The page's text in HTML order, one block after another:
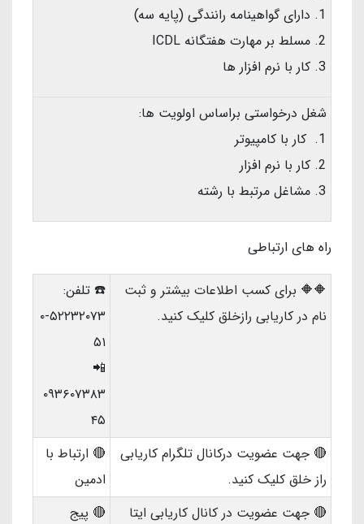
دارای گواهینامه رانندگی (پایه سه)
مسلط بر مهارت هفتگانه ICDL
کار با نرم افزار ها
شغل درخواستی براساس اولویت ها:
کار با کامپیوتر
کار با نرم افزار
مشاغل مرتبط با رشته
راه های ارتباطی
🔶🔶 برای کسب اطلاعات بیشتر و ثبت
نام در کاریابی رازخلق کلیک کنید.
☎️ تلفن:
۵۲۲۳۲۰۷۳-۰
۵۱
📲
۰۹۳۶۰۷۳۸۳
۴۵
🔴 جهت عضویت درکانال تلگرام کاریابی
راز خلق کلیک کنید.
🔴 ارتباط با
ادمین
🔴 جهت عضویت در کانال کاریابی ایتا
🔴 پیج